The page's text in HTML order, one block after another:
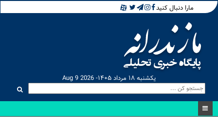
مارا دنبال کنید
یکشنبه ۱۸ مرداد ۱۴۰۵- Aug 9 2026